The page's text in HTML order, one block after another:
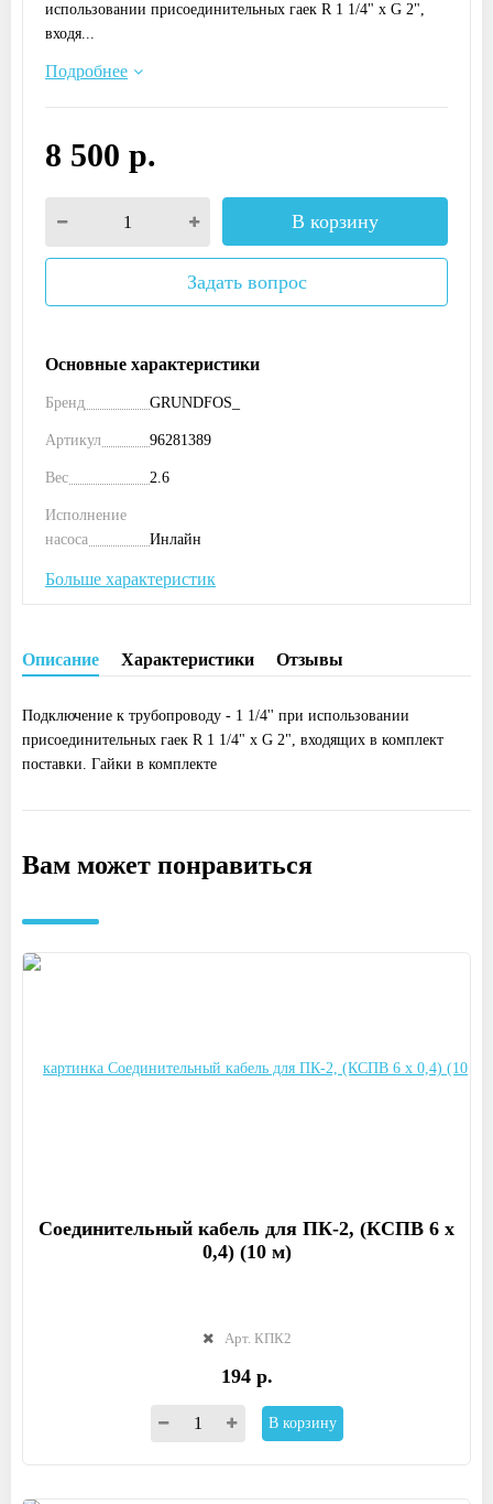
использовании присоединительных гаек R 1 1/4" x G 2",
входя...
Подробнее
8 500 р.
В корзину
Задать вопрос
Основные характеристики
Бренд GRUNDFOS_
Артикул 96281389
Вес 2.6
Исполнение
насоса
Инлайн
Больше характеристик
Описание Характеристики Отзывы
Подключение к трубопроводу - 1 1/4'' при использовании
присоединительных гаек R 1 1/4" x G 2", входящих в комплект
поставки. Гайки в комплекте
Вам может понравиться
Соединительный кабель для ПК-2, (КСПВ 6 х
0,4) (10 м)
Арт. КПК2
194 р.
В корзину